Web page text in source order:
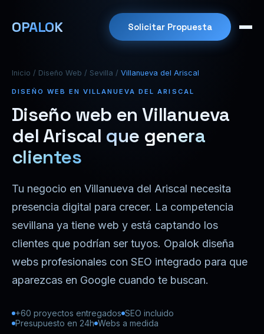
OPALOK Solicitar Propuesta
Inicio / Diseño Web / Sevilla / Villanueva del Ariscal
DISEÑO WEB EN VILLANUEVA DEL ARISCAL
Diseño web en Villanueva
del Ariscal que genera
clientes
Tu negocio en Villanueva del Ariscal necesita
presencia digital para crecer. La competencia
sevillana ya tiene web y está captando los
clientes que podrían ser tuyos. Opalok diseña
webs profesionales con SEO integrado para que
aparezcas en Google cuando te buscan.
+60 proyectos entregados SEO incluido
Presupuesto en 24h Webs a medida